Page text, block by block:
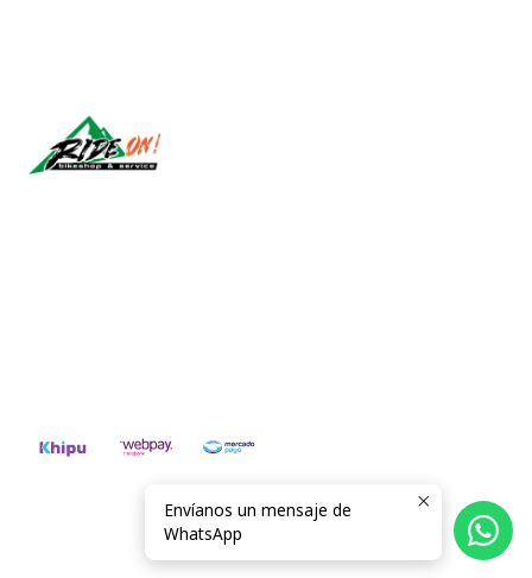
Todos los derechos reservados.
Desarrollado por Jumpseller.
Envíanos un mensaje de
WhatsApp